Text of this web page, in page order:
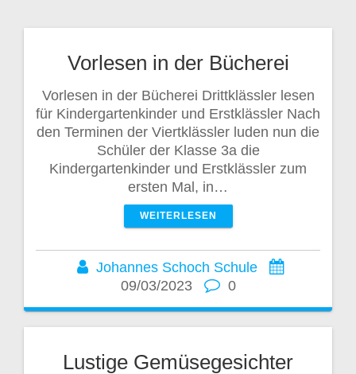
Vorlesen in der Bücherei
Vorlesen in der Bücherei Drittklässler lesen
für Kindergartenkinder und Erstklässler Nach
den Terminen der Viertklässler luden nun die
Schüler der Klasse 3a die
Kindergartenkinder und Erstklässler zum
ersten Mal, in…
WEITERLESEN
Johannes Schoch Schule
09/03/2023
0
Lustige Gemüsegesichter